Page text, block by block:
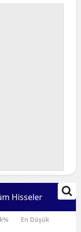
Hisseler
En Düşük